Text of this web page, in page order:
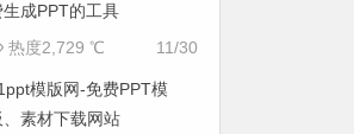
生成PPT的工具
11/30
热度2,729 ℃
模版网-免费PPT模
、素材下载网站